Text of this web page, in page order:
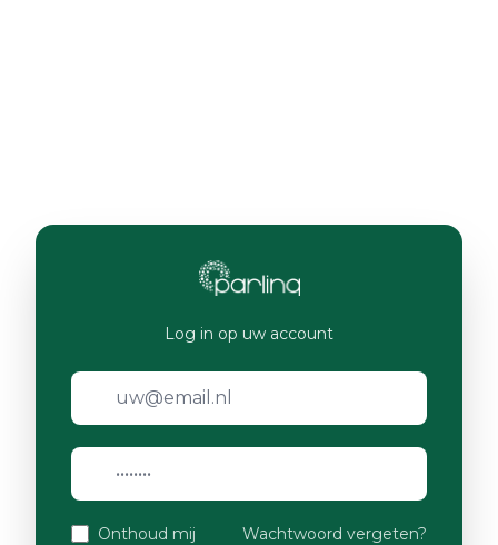
Log in op uw account
Onthoud mij Wachtwoord vergeten?